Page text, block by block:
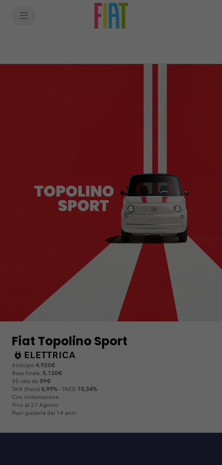
Fiat Topolino Sport
ELETTRICA
Anticipo 4.920€
Rata finale: 5.130€
35 rate da 59€
TAN (fisso)6,99%- TAEG 10,34%
Con rottamazione
Fino al 27 Agosto
Puoi guidarla dai 14 anni